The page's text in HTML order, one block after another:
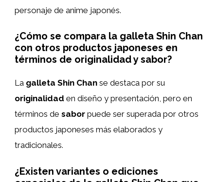
personaje de anime japonés.
¿Cómo se compara la galleta Shin Chan
con otros productos japoneses en
términos de originalidad y sabor?
La galleta Shin Chan se destaca por su
originalidad en diseño y presentación, pero en
términos de sabor puede ser superada por otros
productos japoneses más elaborados y
tradicionales.
¿Existen variantes o ediciones